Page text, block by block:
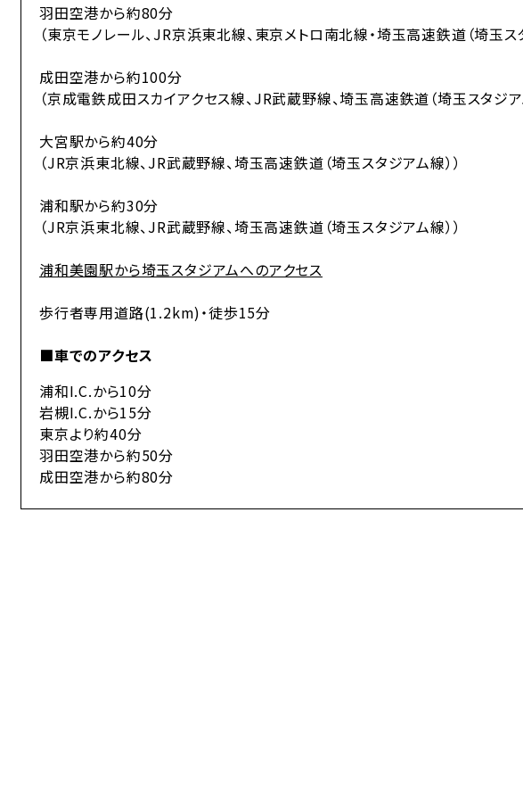
羽田空港から約80分
（東京モノレール、JR京浜東北線、東京メトロ南北線・埼玉高速鉄道（埼玉ス
成田空港から約100分
（京成電鉄成田スカイアクセス線、JR武蔵野線、埼玉高速鉄道（埼玉スタジア
大宮駅から約40分
（JR京浜東北線、JR武蔵野線、埼玉高速鉄道（埼玉スタジアム線））
浦和駅から約30分
（JR京浜東北線、JR武蔵野線、埼玉高速鉄道（埼玉スタジアム線））
浦和美園駅から埼玉スタジアムへのアクセス
歩行者専用道路(1.2km)・徒歩15分
■車でのアクセス
浦和I.C.から10分
岩槻I.C.から15分
東京より約40分
羽田空港から約50分
成田空港から約80分